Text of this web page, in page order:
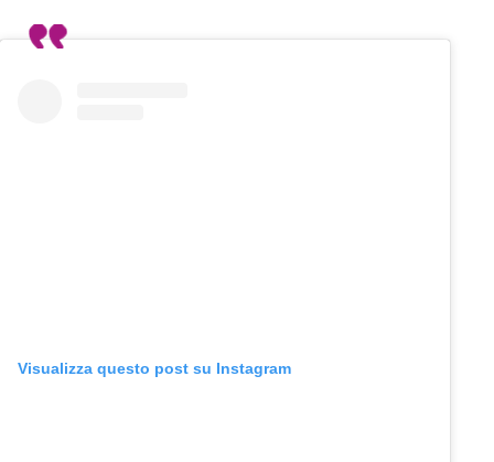
Visualizza questo post su Instagram